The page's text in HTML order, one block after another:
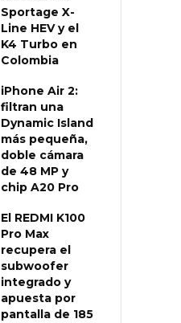
Sportage X-
Line HEV y el
K4 Turbo en
Colombia
iPhone Air 2:
filtran una
Dynamic Island
más pequeña,
doble cámara
de 48 MP y
chip A20 Pro
El REDMI K100
Pro Max
recupera el
subwoofer
integrado y
apuesta por
pantalla de 185